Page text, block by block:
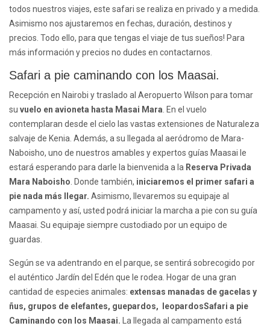
todos nuestros viajes, este safari se realiza en privado y a medida.
Asimismo nos ajustaremos en fechas, duración, destinos y
precios. Todo ello, para que tengas el viaje de tus sueños! Para
más información y precios no dudes en contactarnos.
Safari a pie caminando con los Maasai.
Recepción en Nairobi y traslado al Aeropuerto Wilson para tomar
su vuelo en avioneta hasta Masai Mara . En el vuelo
contemplaran desde el cielo las vastas extensiones de Naturaleza
salvaje de Kenia. Además, a su llegada al aeródromo de Mara-
Naboisho, uno de nuestros amables y expertos guías Maasai le
estará esperando para darle la bienvenida a la Reserva Privada
Mara Naboisho . Donde también, iniciaremos el primer safari a
pie nada más llegar. Asimismo, llevaremos su equipaje al
campamento y así, usted podrá iniciar la marcha a pie con su guía
Maasai. Su equipaje siempre custodiado por un equipo de
guardas.
Según se va adentrando en el parque, se sentirá sobrecogido por
el auténtico Jardín del Edén que le rodea. Hogar de una gran
cantidad de especies animales: extensas manadas de gacelas y
ñus, grupos de elefantes, guepardos, leopardosSafari a pie
Caminando con los Maasai. La llegada al campamento está